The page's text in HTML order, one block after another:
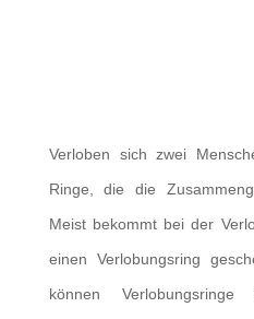
Verloben sich zwei
Ringe, die die
Meist bekommt bei der
einen Verlobungsring
können